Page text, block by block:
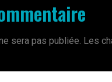
sera pas publiée. Les